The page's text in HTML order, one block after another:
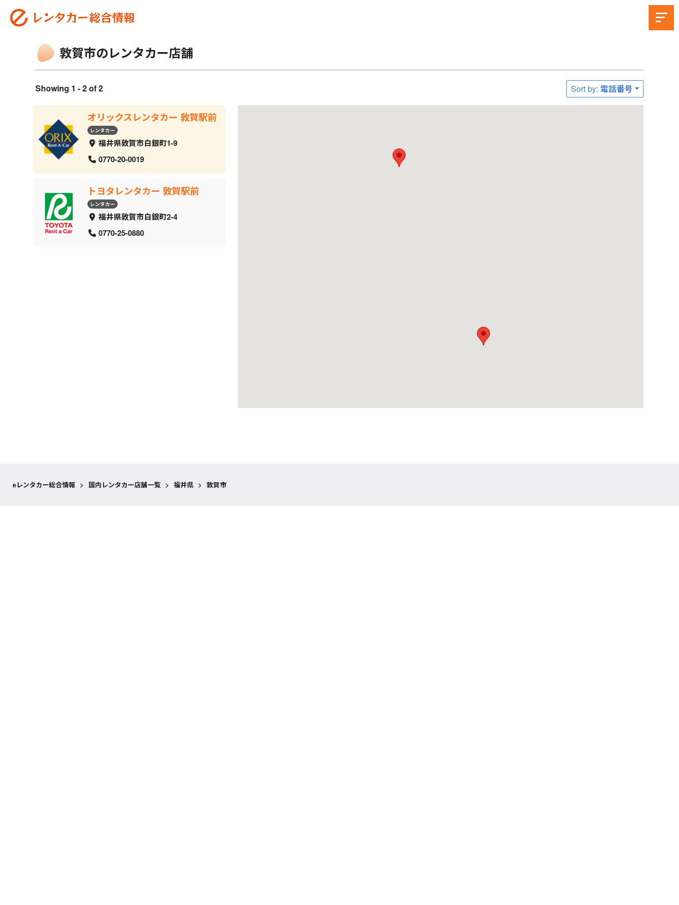
敦賀市のレンタカー店舗
Showing 1 - 2 of 2 Sort by: 電話番号
オリックスレンタカー 敦賀駅前
レンタカー
福井県敦賀市白銀町1-9
0770-20-0019
トヨタレンタカー 敦賀駅前
レンタカー
福井県敦賀市白銀町2-4
0770-25-0880
eレンタカー総合情報 > 国内レンタカー店舗一覧 > 福井県 > 敦賀市